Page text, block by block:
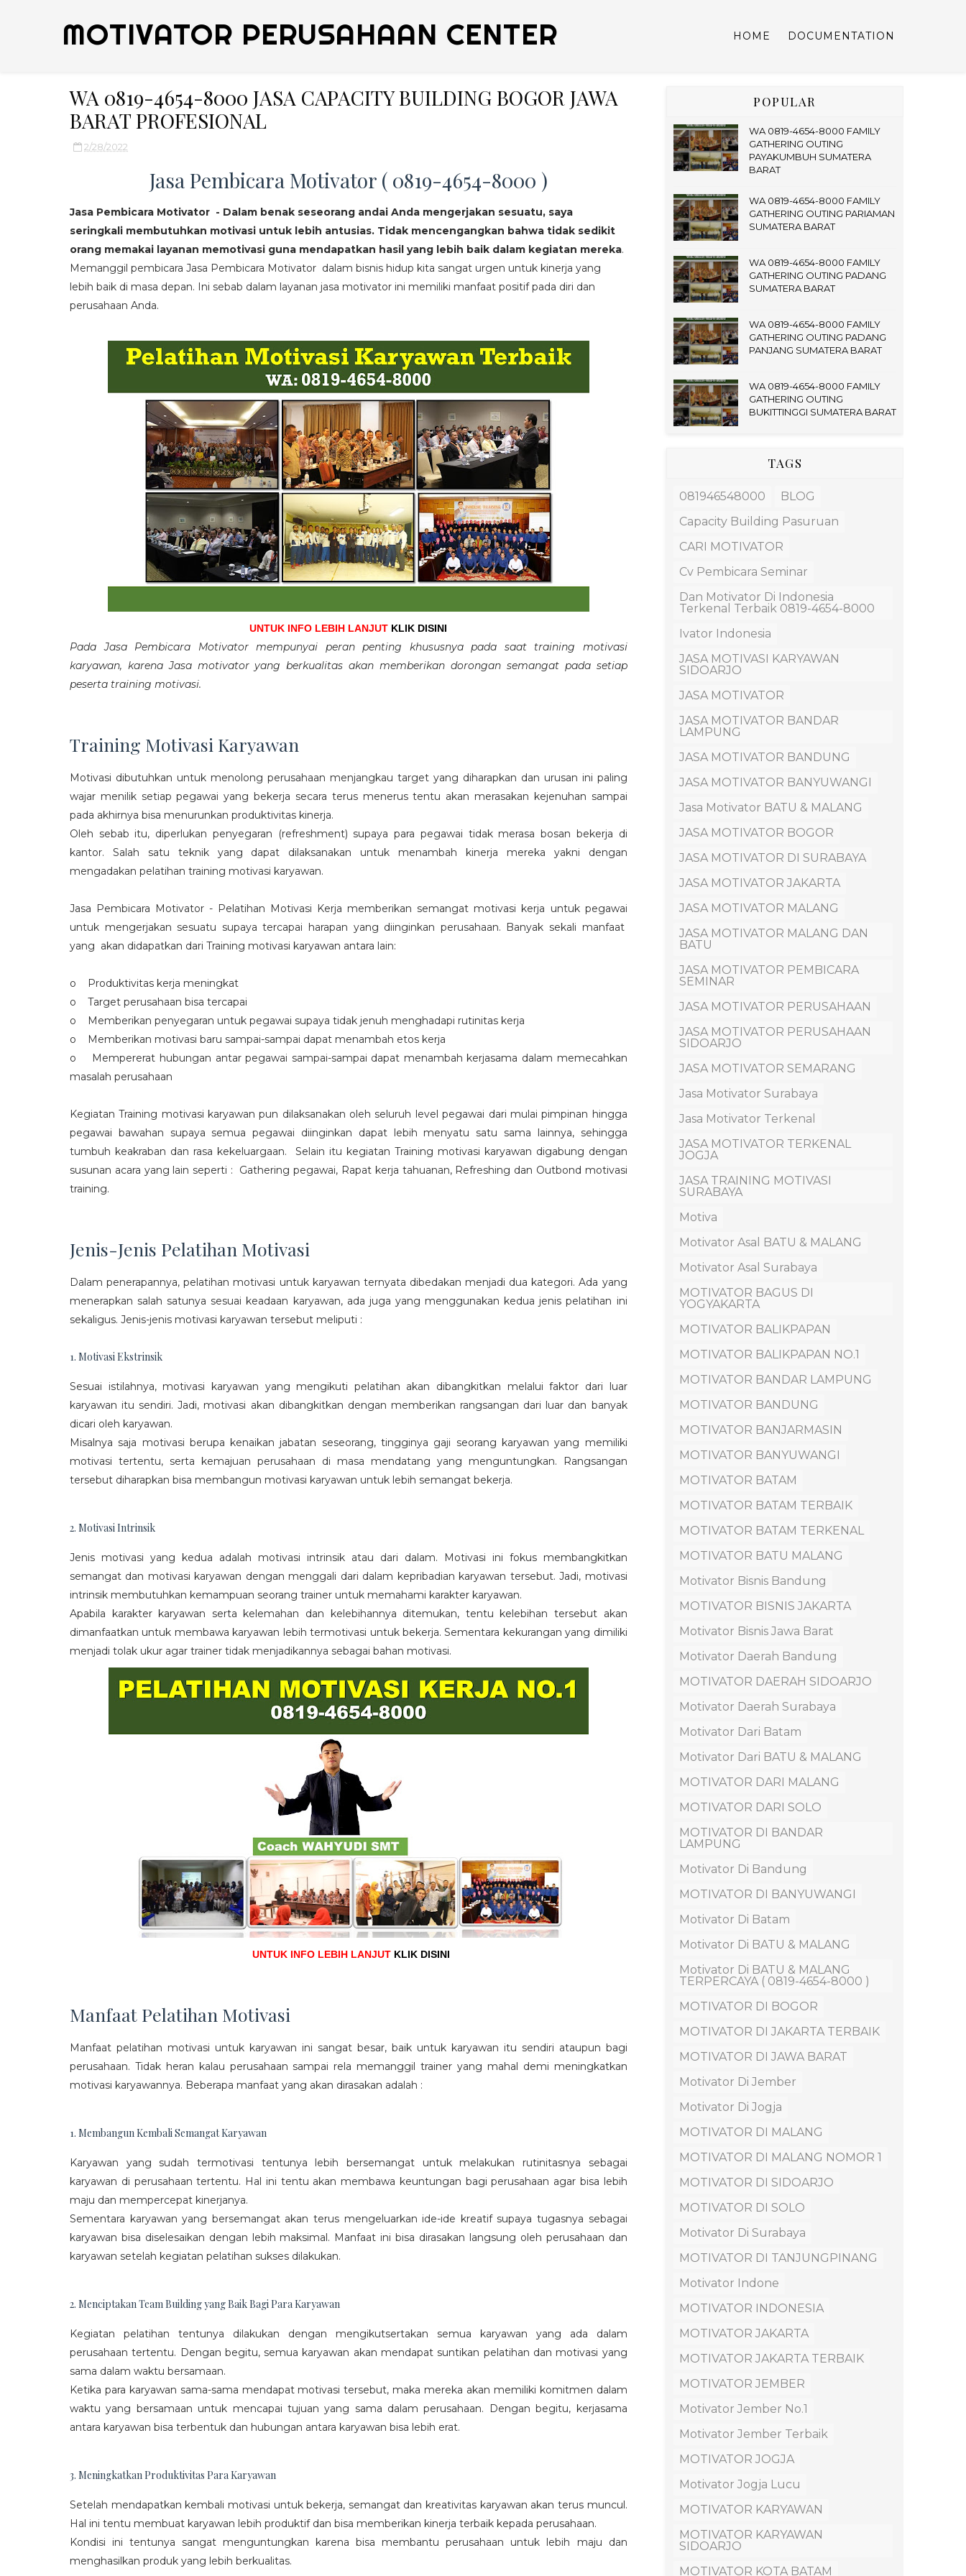
MOTIVATOR PERUSAHAAN CENTER HOME DOCUMENTATION
WA 0819-4654-8000 JASA CAPACITY BUILDING BOGOR JAWA
BARAT PROFESIONAL
2/28/2022
Jasa Pembicara Motivator ( 0819-4654-8000 )
Jasa Pembicara Motivator - Dalam benak seseorang andai Anda mengerjakan sesuatu, saya
seringkali membutuhkan motivasi untuk lebih antusias. Tidak mencengangkan bahwa tidak sedikit
orang memakai layanan memotivasi guna mendapatkan hasil yang lebih baik dalam kegiatan mereka.
Memanggil pembicara Jasa Pembicara Motivator dalam bisnis hidup kita sangat urgen untuk kinerja yang
lebih baik di masa depan. Ini sebab dalam layanan jasa motivator ini memiliki manfaat positif pada diri dan
perusahaan Anda.
UNTUK INFO LEBIH LANJUT KLIK DISINI
Pada Jasa Pembicara Motivator mempunyai peran penting khususnya pada saat training motivasi
karyawan, karena Jasa motivator yang berkualitas akan memberikan dorongan semangat pada setiap
peserta training motivasi.
Training Motivasi Karyawan
Motivasi dibutuhkan untuk menolong perusahaan menjangkau target yang diharapkan dan urusan ini paling
wajar menilik setiap pegawai yang bekerja secara terus menerus tentu akan merasakan kejenuhan sampai
pada akhirnya bisa menurunkan produktivitas kinerja.
Oleh sebab itu, diperlukan penyegaran (refreshment) supaya para pegawai tidak merasa bosan bekerja di
kantor. Salah satu teknik yang dapat dilaksanakan untuk menambah kinerja mereka yakni dengan
mengadakan pelatihan training motivasi karyawan.
Jasa Pembicara Motivator - Pelatihan Motivasi Kerja memberikan semangat motivasi kerja untuk pegawai
untuk mengerjakan sesuatu supaya tercapai harapan yang diinginkan perusahaan. Banyak sekali manfaat
yang akan didapatkan dari Training motivasi karyawan antara lain:
o Produktivitas kerja meningkat
o Target perusahaan bisa tercapai
o Memberikan penyegaran untuk pegawai supaya tidak jenuh menghadapi rutinitas kerja
o Memberikan motivasi baru sampai-sampai dapat menambah etos kerja
o Mempererat hubungan antar pegawai sampai-sampai dapat menambah kerjasama dalam memecahkan
masalah perusahaan
Kegiatan Training motivasi karyawan pun dilaksanakan oleh seluruh level pegawai dari mulai pimpinan hingga
pegawai bawahan supaya semua pegawai diinginkan dapat lebih menyatu satu sama lainnya, sehingga
tumbuh keakraban dan rasa kekeluargaan. Selain itu kegiatan Training motivasi karyawan digabung dengan
susunan acara yang lain seperti : Gathering pegawai, Rapat kerja tahuanan, Refreshing dan Outbond motivasi
training.
Jenis-Jenis Pelatihan Motivasi
Dalam penerapannya, pelatihan motivasi untuk karyawan ternyata dibedakan menjadi dua kategori. Ada yang
menerapkan salah satunya sesuai keadaan karyawan, ada juga yang menggunakan kedua jenis pelatihan ini
sekaligus. Jenis-jenis motivasi karyawan tersebut meliputi :
1. Motivasi Ekstrinsik
Sesuai istilahnya, motivasi karyawan yang mengikuti pelatihan akan dibangkitkan melalui faktor dari luar
karyawan itu sendiri. Jadi, motivasi akan dibangkitkan dengan memberikan rangsangan dari luar dan banyak
dicari oleh karyawan.
Misalnya saja motivasi berupa kenaikan jabatan seseorang, tingginya gaji seorang karyawan yang memiliki
motivasi tertentu, serta kemajuan perusahaan di masa mendatang yang menguntungkan. Rangsangan
tersebut diharapkan bisa membangun motivasi karyawan untuk lebih semangat bekerja.
2. Motivasi Intrinsik
Jenis motivasi yang kedua adalah motivasi intrinsik atau dari dalam. Motivasi ini fokus membangkitkan
semangat dan motivasi karyawan dengan menggali dari dalam kepribadian karyawan tersebut. Jadi, motivasi
intrinsik membutuhkan kemampuan seorang trainer untuk memahami karakter karyawan.
Apabila karakter karyawan serta kelemahan dan kelebihannya ditemukan, tentu kelebihan tersebut akan
dimanfaatkan untuk membawa karyawan lebih termotivasi untuk bekerja. Sementara kekurangan yang dimiliki
menjadi tolak ukur agar trainer tidak menjadikannya sebagai bahan motivasi.
UNTUK INFO LEBIH LANJUT KLIK DISINI
Manfaat Pelatihan Motivasi
Manfaat pelatihan motivasi untuk karyawan ini sangat besar, baik untuk karyawan itu sendiri ataupun bagi
perusahaan. Tidak heran kalau perusahaan sampai rela memanggil trainer yang mahal demi meningkatkan
motivasi karyawannya. Beberapa manfaat yang akan dirasakan adalah :
1. Membangun Kembali Semangat Karyawan
Karyawan yang sudah termotivasi tentunya lebih bersemangat untuk melakukan rutinitasnya sebagai
karyawan di perusahaan tertentu. Hal ini tentu akan membawa keuntungan bagi perusahaan agar bisa lebih
maju dan mempercepat kinerjanya.
Sementara karyawan yang bersemangat akan terus mengeluarkan ide-ide kreatif supaya tugasnya sebagai
karyawan bisa diselesaikan dengan lebih maksimal. Manfaat ini bisa dirasakan langsung oleh perusahaan dan
karyawan setelah kegiatan pelatihan sukses dilakukan.
2. Menciptakan Team Building yang Baik Bagi Para Karyawan
Kegiatan pelatihan tentunya dilakukan dengan mengikutsertakan semua karyawan yang ada dalam
perusahaan tertentu. Dengan begitu, semua karyawan akan mendapat suntikan pelatihan dan motivasi yang
sama dalam waktu bersamaan.
Ketika para karyawan sama-sama mendapat motivasi tersebut, maka mereka akan memiliki komitmen dalam
waktu yang bersamaan untuk mencapai tujuan yang sama dalam perusahaan. Dengan begitu, kerjasama
antara karyawan bisa terbentuk dan hubungan antara karyawan bisa lebih erat.
3. Meningkatkan Produktivitas Para Karyawan
Setelah mendapatkan kembali motivasi untuk bekerja, semangat dan kreativitas karyawan akan terus muncul.
Hal ini tentu membuat karyawan lebih produktif dan bisa memberikan kinerja terbaik kepada perusahaan.
Kondisi ini tentunya sangat menguntungkan karena bisa membantu perusahaan untuk lebih maju dan
menghasilkan produk yang lebih berkualitas.
POPULAR
WA 0819-4654-8000 FAMILY
GATHERING OUTING
PAYAKUMBUH SUMATERA
BARAT
WA 0819-4654-8000 FAMILY
GATHERING OUTING PARIAMAN
SUMATERA BARAT
WA 0819-4654-8000 FAMILY
GATHERING OUTING PADANG
SUMATERA BARAT
WA 0819-4654-8000 FAMILY
GATHERING OUTING PADANG
PANJANG SUMATERA BARAT
WA 0819-4654-8000 FAMILY
GATHERING OUTING
BUKITTINGGI SUMATERA BARAT
TAGS
081946548000
BLOG
Capacity Building Pasuruan
CARI MOTIVATOR
Cv Pembicara Seminar
Dan Motivator Di Indonesia
Terkenal Terbaik 0819-4654-8000
Ivator Indonesia
JASA MOTIVASI KARYAWAN
SIDOARJO
JASA MOTIVATOR
JASA MOTIVATOR BANDAR
LAMPUNG
JASA MOTIVATOR BANDUNG
JASA MOTIVATOR BANYUWANGI
Jasa Motivator BATU & MALANG
JASA MOTIVATOR BOGOR
JASA MOTIVATOR DI SURABAYA
JASA MOTIVATOR JAKARTA
JASA MOTIVATOR MALANG
JASA MOTIVATOR MALANG DAN
BATU
JASA MOTIVATOR PEMBICARA
SEMINAR
JASA MOTIVATOR PERUSAHAAN
JASA MOTIVATOR PERUSAHAAN
SIDOARJO
JASA MOTIVATOR SEMARANG
Jasa Motivator Surabaya
Jasa Motivator Terkenal
JASA MOTIVATOR TERKENAL
JOGJA
JASA TRAINING MOTIVASI
SURABAYA
Motiva
Motivator Asal BATU & MALANG
Motivator Asal Surabaya
MOTIVATOR BAGUS DI
YOGYAKARTA
MOTIVATOR BALIKPAPAN
MOTIVATOR BALIKPAPAN NO.1
MOTIVATOR BANDAR LAMPUNG
MOTIVATOR BANDUNG
MOTIVATOR BANJARMASIN
MOTIVATOR BANYUWANGI
MOTIVATOR BATAM
MOTIVATOR BATAM TERBAIK
MOTIVATOR BATAM TERKENAL
MOTIVATOR BATU MALANG
Motivator Bisnis Bandung
MOTIVATOR BISNIS JAKARTA
Motivator Bisnis Jawa Barat
Motivator Daerah Bandung
MOTIVATOR DAERAH SIDOARJO
Motivator Daerah Surabaya
Motivator Dari Batam
Motivator Dari BATU & MALANG
MOTIVATOR DARI MALANG
MOTIVATOR DARI SOLO
MOTIVATOR DI BANDAR
LAMPUNG
Motivator Di Bandung
MOTIVATOR DI BANYUWANGI
Motivator Di Batam
Motivator Di BATU & MALANG
Motivator Di BATU & MALANG
TERPERCAYA ( 0819-4654-8000 )
MOTIVATOR DI BOGOR
MOTIVATOR DI JAKARTA TERBAIK
MOTIVATOR DI JAWA BARAT
Motivator Di Jember
Motivator Di Jogja
MOTIVATOR DI MALANG
MOTIVATOR DI MALANG NOMOR 1
MOTIVATOR DI SIDOARJO
MOTIVATOR DI SOLO
Motivator Di Surabaya
MOTIVATOR DI TANJUNGPINANG
Motivator Indone
MOTIVATOR INDONESIA
MOTIVATOR JAKARTA
MOTIVATOR JAKARTA TERBAIK
MOTIVATOR JEMBER
Motivator Jember No.1
Motivator Jember Terbaik
MOTIVATOR JOGJA
Motivator Jogja Lucu
MOTIVATOR KARYAWAN
MOTIVATOR KARYAWAN
SIDOARJO
MOTIVATOR KOTA BATAM